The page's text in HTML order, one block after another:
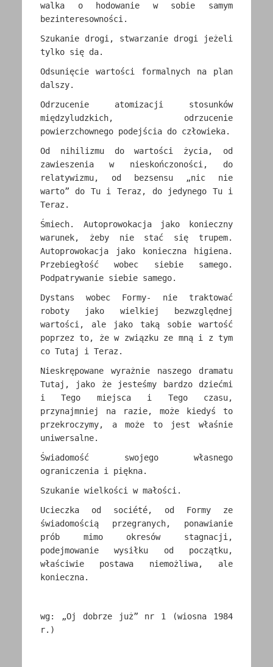
walka o hodowanie w sobie samym
bezinteresowności.
Szukanie drogi, stwarzanie drogi jeżeli
tylko się da.
Odsunięcie wartości formalnych na plan
dalszy.
Odrzucenie atomizacji stosunków
międzyludzkich, odrzucenie
powierzchownego podejścia do człowieka.
Od nihilizmu do wartości życia, od
zawieszenia w nieskończoności, do
relatywizmu, od bezsensu „nic nie
warto” do Tu i Teraz, do jedynego Tu i
Teraz.
Śmiech. Autoprowokacja jako konieczny
warunek, żeby nie stać się trupem.
Autoprowokacja jako konieczna higiena.
Przebiegłość wobec siebie samego.
Podpatrywanie siebie samego.
Dystans wobec Formy- nie traktować
roboty jako wielkiej bezwzględnej
wartości, ale jako taką sobie wartość
poprzez to, że w związku ze mną i z tym
co Tutaj i Teraz.
Nieskrępowane wyrażnie naszego dramatu
Tutaj, jako że jesteśmy bardzo dziećmi
i Tego miejsca i Tego czasu,
przynajmniej na razie, może kiedyś to
przekroczymy, a może to jest właśnie
uniwersalne.
Świadomość swojego własnego
ograniczenia i piękna.
Szukanie wielkości w małości.
Ucieczka od société, od Formy ze
świadomością przegranych, ponawianie
prób mimo okresów stagnacji,
podejmowanie wysiłku od początku,
właściwie postawa niemożliwa, ale
konieczna.
wg: „Oj dobrze już” nr 1 (wiosna 1984
r.)